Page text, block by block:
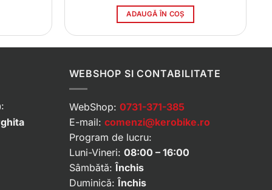
a
fost:
ADAUGĂ ÎN COȘ
WEBSHOP SI CONTABILITATE
WebShop: 0731-371-385
E-mail: comenzi@kerobike.ro
Program de lucru:
Luni-Vineri: 08:00 – 16:00
Sâmbătă: Închis
Duminică: Închis